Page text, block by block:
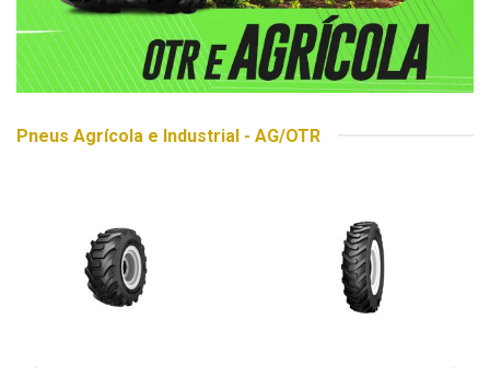
Pneus Agrícola e Industrial - AG/OTR